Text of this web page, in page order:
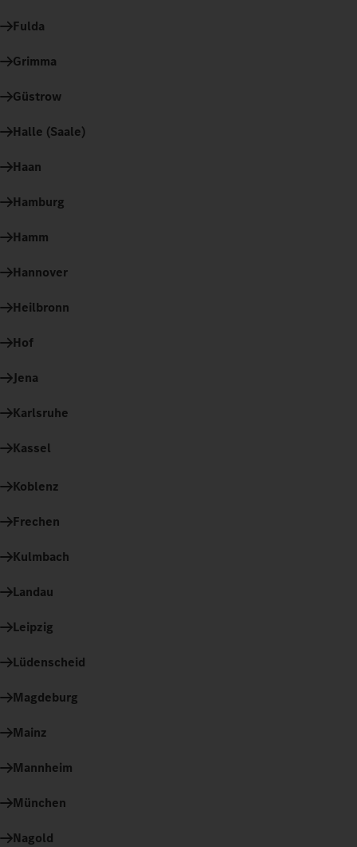
Fulda
Grimma
Güstrow
Halle (Saale)
Haan
Hamburg
Hamm
Hannover
Heilbronn
Hof
Jena
Karlsruhe
Kassel
Koblenz
Frechen
Kulmbach
Landau
Leipzig
Lüdenscheid
Magdeburg
Mainz
Mannheim
München
Nagold